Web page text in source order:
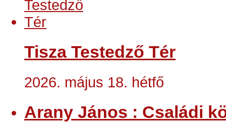
Tisza Testedző Tér
2026. május 18. hétfő
Arany János : Családi